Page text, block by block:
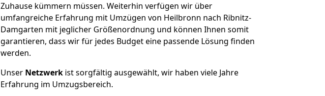
Zuhause kümmern müssen. Weiterhin verfügen wir über
umfangreiche Erfahrung mit Umzügen von Heilbronn nach Ribnitz-
Damgarten mit jeglicher Größenordnung und können Ihnen somit
garantieren, dass wir für jedes Budget eine passende Lösung finden
werden.
Unser Netzwerk ist sorgfältig ausgewählt, wir haben viele Jahre
Erfahrung im Umzugsbereich.